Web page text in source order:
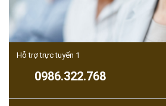
Hỗ trợ trực tuyến 1
0986.322.768